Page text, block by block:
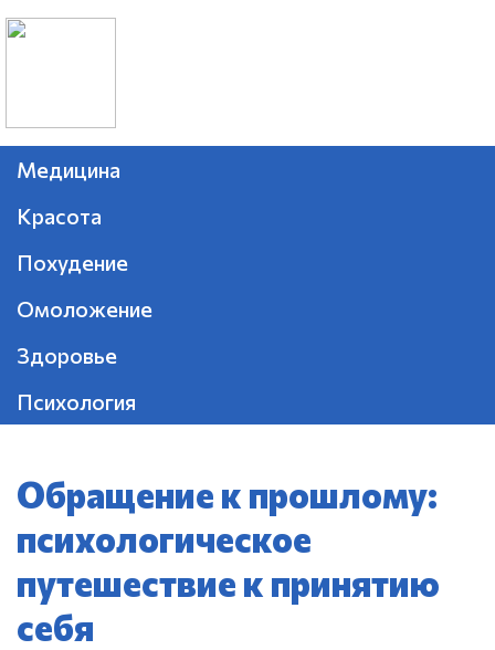
Медицина
Красота
Похудение
Омоложение
Здоровье
Психология
Обращение к прошлому:
психологическое
путешествие к принятию
себя